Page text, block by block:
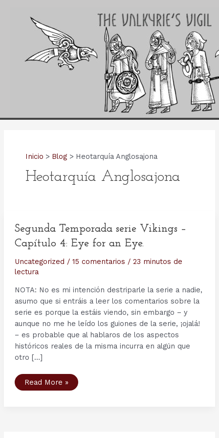
Inicio Blog Heotarquía Anglosajona
Heotarquía Anglosajona
Segunda Temporada serie Vikings –
Capítulo 4: Eye for an Eye.
Uncategorized / 15 comentarios / 23 minutos de
lectura
NOTA: No es mi intención destriparle la serie a nadie,
asumo que si entráis a leer los comentarios sobre la
serie es porque la estáis viendo, sin embargo – y
aunque no me he leído los guiones de la serie, ¡ojalá!
– es probable que al hablaros de los aspectos
históricos reales de la misma incurra en algún que
otro […]
Segunda
Temporada
Read More »